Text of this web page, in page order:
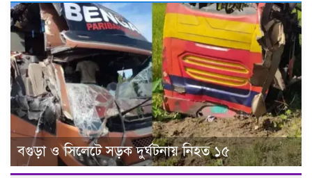
বগুড়া ও সিলেটে সড়ক দুর্ঘটনায় নিহত ১৫